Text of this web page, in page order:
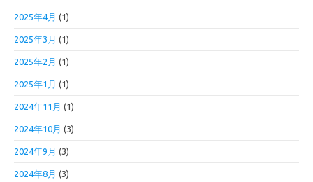
2025年4月 (1)
2025年3月 (1)
2025年2月 (1)
2025年1月 (1)
2024年11月 (1)
2024年10月 (3)
2024年9月 (3)
2024年8月 (3)